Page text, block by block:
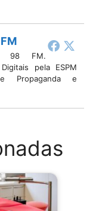
98 FM.
pela ESPM
Propaganda e